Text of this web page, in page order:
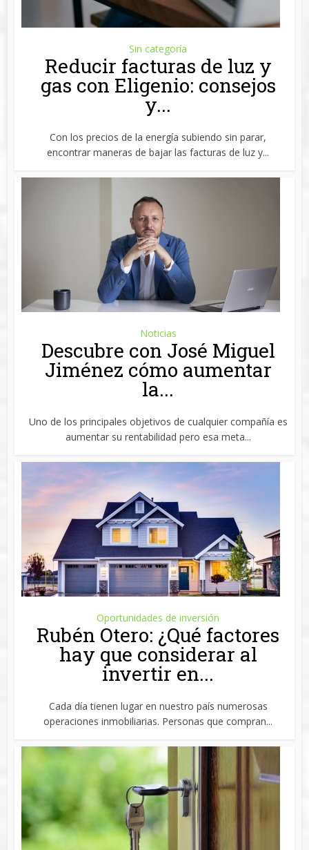
Sin categoría
Reducir facturas de luz y
gas con Eligenio: consejos
y...
Con los precios de la energía subiendo sin parar,
encontrar maneras de bajar las facturas de luz y...
Noticias
Descubre con José Miguel
Jiménez cómo aumentar
la...
Uno de los principales objetivos de cualquier compañía es
aumentar su rentabilidad pero esa meta...
Oportunidades de inversión
Rubén Otero: ¿Qué factores
hay que considerar al
invertir en...
Cada día tienen lugar en nuestro país numerosas
operaciones inmobiliarias. Personas que compran...